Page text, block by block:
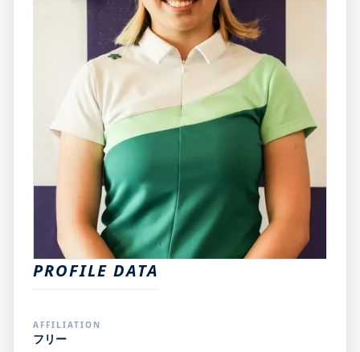
PROFILE DATA
AFFILIATION
フリー